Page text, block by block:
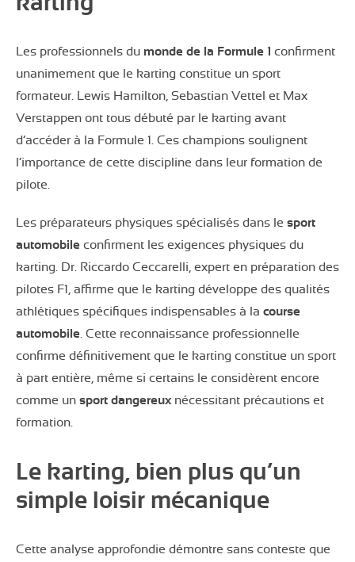
Les professionnels du monde de la Formule 1 confirment
unanimement que le karting constitue un sport
formateur. Lewis Hamilton, Sebastian Vettel et Max
Verstappen ont tous débuté par le karting avant
d’accéder à la Formule 1. Ces champions soulignent
l’importance de cette discipline dans leur formation de
pilote.
Les préparateurs physiques spécialisés dans le sport
automobile confirment les exigences physiques du
karting. Dr. Riccardo Ceccarelli, expert en préparation des
pilotes F1, affirme que le karting développe des qualités
athlétiques spécifiques indispensables à la course
automobile . Cette reconnaissance professionnelle
confirme définitivement que le karting constitue un sport
à part entière, même si certains le considèrent encore
comme un sport dangereux nécessitant précautions et
formation.
Le karting, bien plus qu’un
simple loisir mécanique
Cette analyse approfondie démontre sans conteste que